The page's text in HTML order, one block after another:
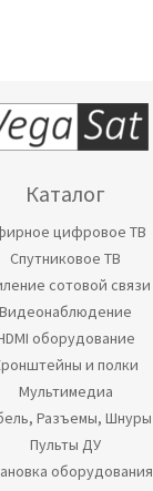
Каталог
цифровое ТВ
Спутниковое ТВ
сотовой связи
Видеонаблюдение
оборудование
и полки
Мультимедиа
Разъемы, Шнуры
Пульты ДУ
оборудования